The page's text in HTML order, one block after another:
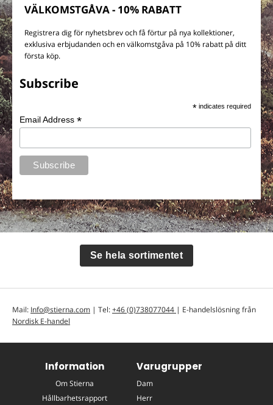
VÄLKOMSTGÅVA - 10% RABATT
Registrera dig för nyhetsbrev och få förtur på nya kollektioner,
exklusiva erbjudanden och en välkomstgåva på 10% rabatt på ditt
första köp.
Subscribe
* indicates required
Email Address*
Se hela sortimentet
Mail: Info@stierna.com | Tel:+46 (0)738077044 | E-handelslösning från
Nordisk E-handel
Information
Om Stierna
Hållbarhetsrapport
Varugrupper
Dam
Herr